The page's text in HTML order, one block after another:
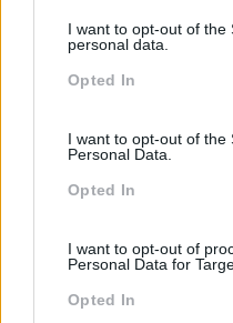
not limited to your visit or
grant or deny consent to
use your data for below
I want to opt-out of the
personal data.
Opted In
I want to opt-out of the
Personal Data.
Opted In
I want to opt-out of
Personal Data for
Opted In
Como